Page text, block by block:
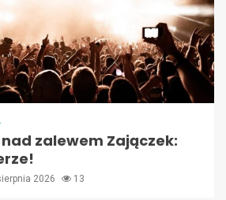
zalewem Zajączek:
2026 13